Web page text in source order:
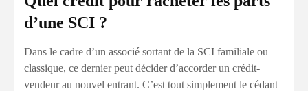
d’une SCI ?
Dans le cadre d’un associé sortant de la SCI familiale ou
classique, ce dernier peut décider d’accorder un crédit-
vendeur au nouvel entrant. C’est tout simplement le cédant